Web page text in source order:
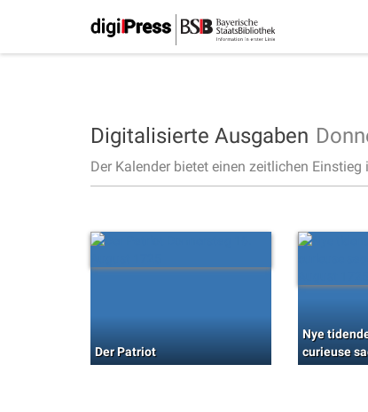
Digitalisierte Ausgaben
Der Kalender bietet einen zeitlichen
Der Patriot
Nye
curieuse